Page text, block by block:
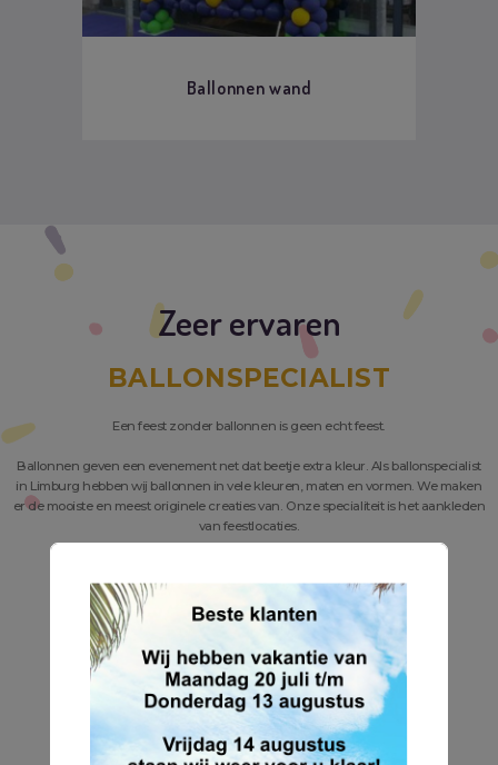
Ballonnen wand
Zeer ervaren
BALLONSPECIALIST
Een feest zonder ballonnen is geen echt feest.
Ballonnen geven een evenement net dat beetje extra kleur. Als ballonspecialist
in Limburg hebben wij ballonnen in vele kleuren, maten en vormen. We maken
er de mooiste en meest originele creaties van. Onze specialiteit is het aankleden
van feestlocaties.